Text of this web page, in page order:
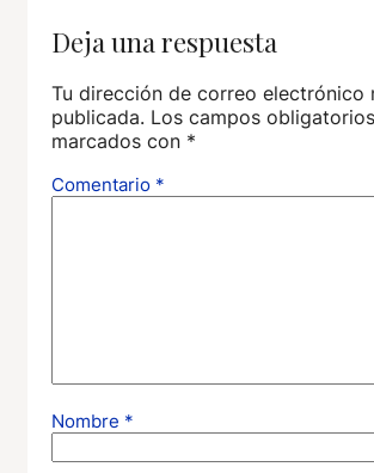
Deja una respuesta
Tu dirección de correo electrónico
publicada. Los campos
marcados con *
Comentario *
Nombre *